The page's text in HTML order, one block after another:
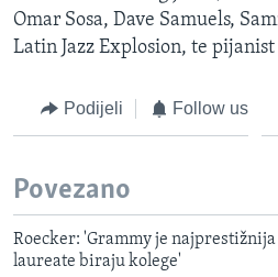
Omar Sosa, Dave Samuels,
Latin Jazz Explosion, te
Podijeli Follow us
Povezano
Roecker: 'Grammy je
laureate biraju kolege'